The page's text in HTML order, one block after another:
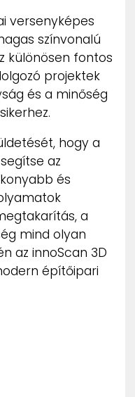
versenyképes
színvonalú
különösen fontos
projektek
és a minőség
hogy a
az
és
a
mind olyan
az innoScan 3D
építőipari